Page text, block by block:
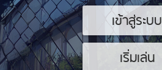
เข้าสู่ระบบ
เริ่มเล่น